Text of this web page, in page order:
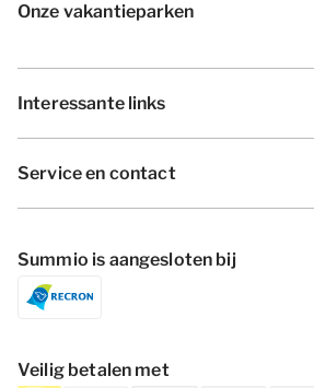
Onze vakantieparken
Interessante links
Service en contact
Summio is aangesloten bij
Veilig betalen met